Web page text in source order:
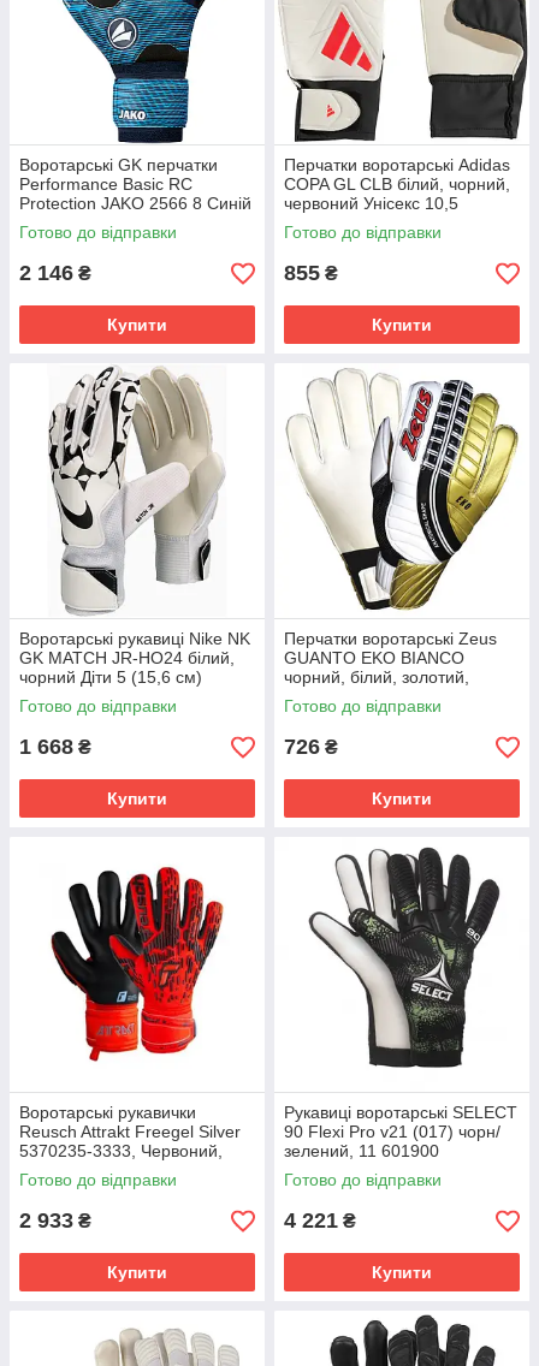
Воротарські GK перчатки
Performance Basic RC
Protection JAKO 2566 8 Синій
(4059562574555) 2566-930
Готово до відправки
2 146 ₴
Купити
Перчатки воротарські Adidas
COPA GL CLB білий, чорний,
червоний Унісекс 10,5
JH3789
Готово до відправки
855 ₴
Купити
Воротарські рукавиці Nike NK
GK MATCH JR-HO24 білий,
чорний Діти 5 (15,6 см)
HQ0258-100
Готово до відправки
1 668 ₴
Купити
Перчатки воротарські Zeus
GUANTO EKO BIANCO
чорний, білий, золотий,
червоний Чоловіки 11 Z00735
Готово до відправки
726 ₴
Купити
Воротарські рукавички
Reusch Attrakt Freegel Silver
5370235-3333, Червоний,
Розмір (EU) - 8.5
Готово до відправки
2 933 ₴
Купити
Рукавиці воротарські SELECT
90 Flexi Pro v21 (017) чорн/
зелений, 11 601900
Готово до відправки
4 221 ₴
Купити